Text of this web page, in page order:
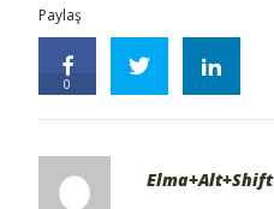
Paylaş
0
Elma+Alt+Shift